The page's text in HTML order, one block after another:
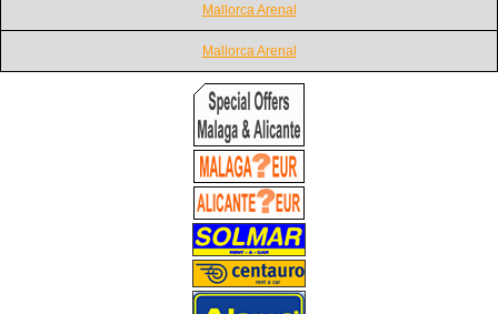
Mallorca Arenal
Mallorca Arenal